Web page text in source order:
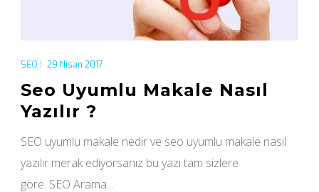
SEO | 29 Nisan 2017
Seo Uyumlu Makale Nasıl
Yazılır ?
SEO uyumlu makale nedir ve seo uyumlu makale nasıl
yazılır merak ediyorsanız bu yazı tam sizlere
göre. SEO Arama...